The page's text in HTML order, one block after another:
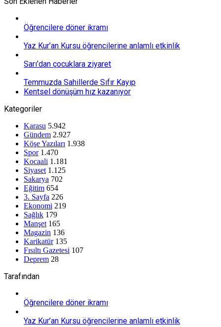
Öğrencilere döner ikramı
Yaz Kur’an Kursu öğrencilerine anlamlı etkinlik
Sarı’dan çocuklara ziyaret
Temmuzda Sahillerde Sıfır Kayıp
Kentsel dönüşüm hız kazanıyor
Kategoriler
Karasu 5.942
Gündem 2.927
Köşe Yazıları 1.938
Spor 1.470
Kocaali 1.181
Siyaset 1.125
Sakarya 702
Eğitim 654
3. Sayfa 226
Ekonomi 219
Sağlık 179
Manşet 165
Magazin 136
Karikatür 135
Fısıltı Gazetesi 107
Deprem 28
Tarafından
Öğrencilere döner ikramı
Yaz Kur’an Kursu öğrencilerine anlamlı etkinlik